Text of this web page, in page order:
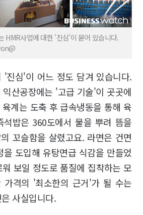
HMR사업에 대한 '진심'이 묻어 있습니다.
'진심'이 어느 정도 담겨 있습니다.
산공장에는 '고급 기술'이 곳곳에
계는 도축 후 급속냉동을 통해 육
석밥은 360도에서 물을 뿌려 뜸을
꼬슬함을 살렸고요. 라면은 건면
도입해 유탕면급 식감을 만들었
보일 정도로 품질에 집착하는 모
가격의 '최소한의 근거'가 될 수는
사실입니다.